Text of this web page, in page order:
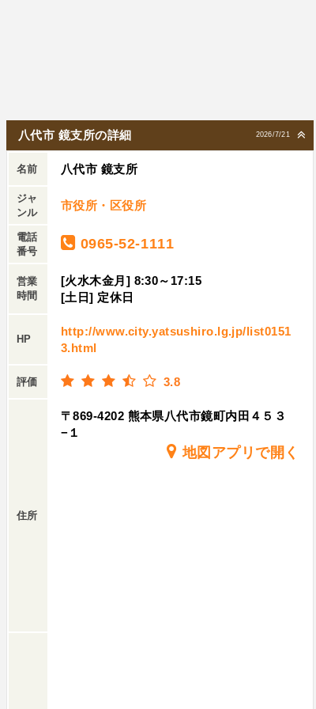
2026/7/21
八代市 鏡支所の詳細
名前 八代市 鏡支所
ジャ
ンル
市役所・区役所
電話
番号
0965-52-1111
営業
時間
[火水木金月] 8:30～17:15
[土日] 定休日
HP
http://www.city.yatsushiro.lg.jp/list0151
3.html
評価 3.8
住所
〒869-4202 熊本県八代市鏡町内田４５３
−１
地図アプリで開く